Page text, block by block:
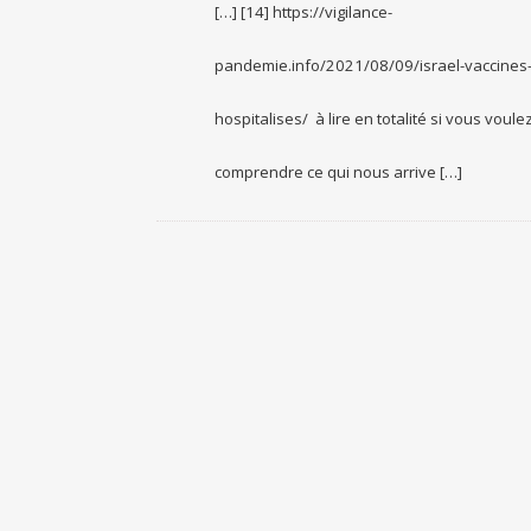
[…] [14] https://vigilance-
pandemie.info/2021/08/09/israel-vaccines-
hospitalises/ à lire en totalité si vous voulez
comprendre ce qui nous arrive […]